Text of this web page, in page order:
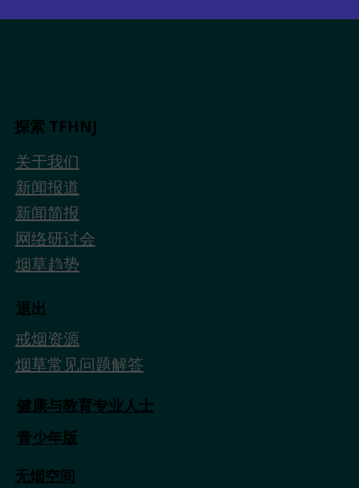
探索 TFHNJ
关于我们
新闻报道
新闻简报
网络研讨会
烟草趋势
退出
戒烟资源
烟草常见问题解答
健康与教育专业人士
青少年版
无烟空间